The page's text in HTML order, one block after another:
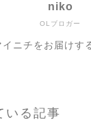
OLブロガー
niko
ニチをお届けす
いる記事